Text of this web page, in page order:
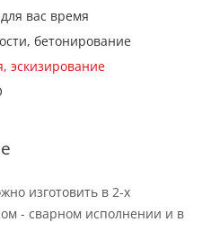
вас время
бетонирование
эскизирование
изготовить в 2-х
- сварном исполнении и в